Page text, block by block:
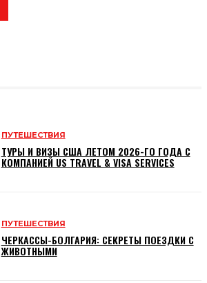
ПУТЕШЕСТВИЯ
ТУРЫ И ВИЗЫ США ЛЕТОМ 2026-ГО ГОДА С
КОМПАНИЕЙ US TRAVEL & VISA SERVICES
ПУТЕШЕСТВИЯ
ЧЕРКАССЫ-БОЛГАРИЯ: СЕКРЕТЫ ПОЕЗДКИ С
ЖИВОТНЫМИ